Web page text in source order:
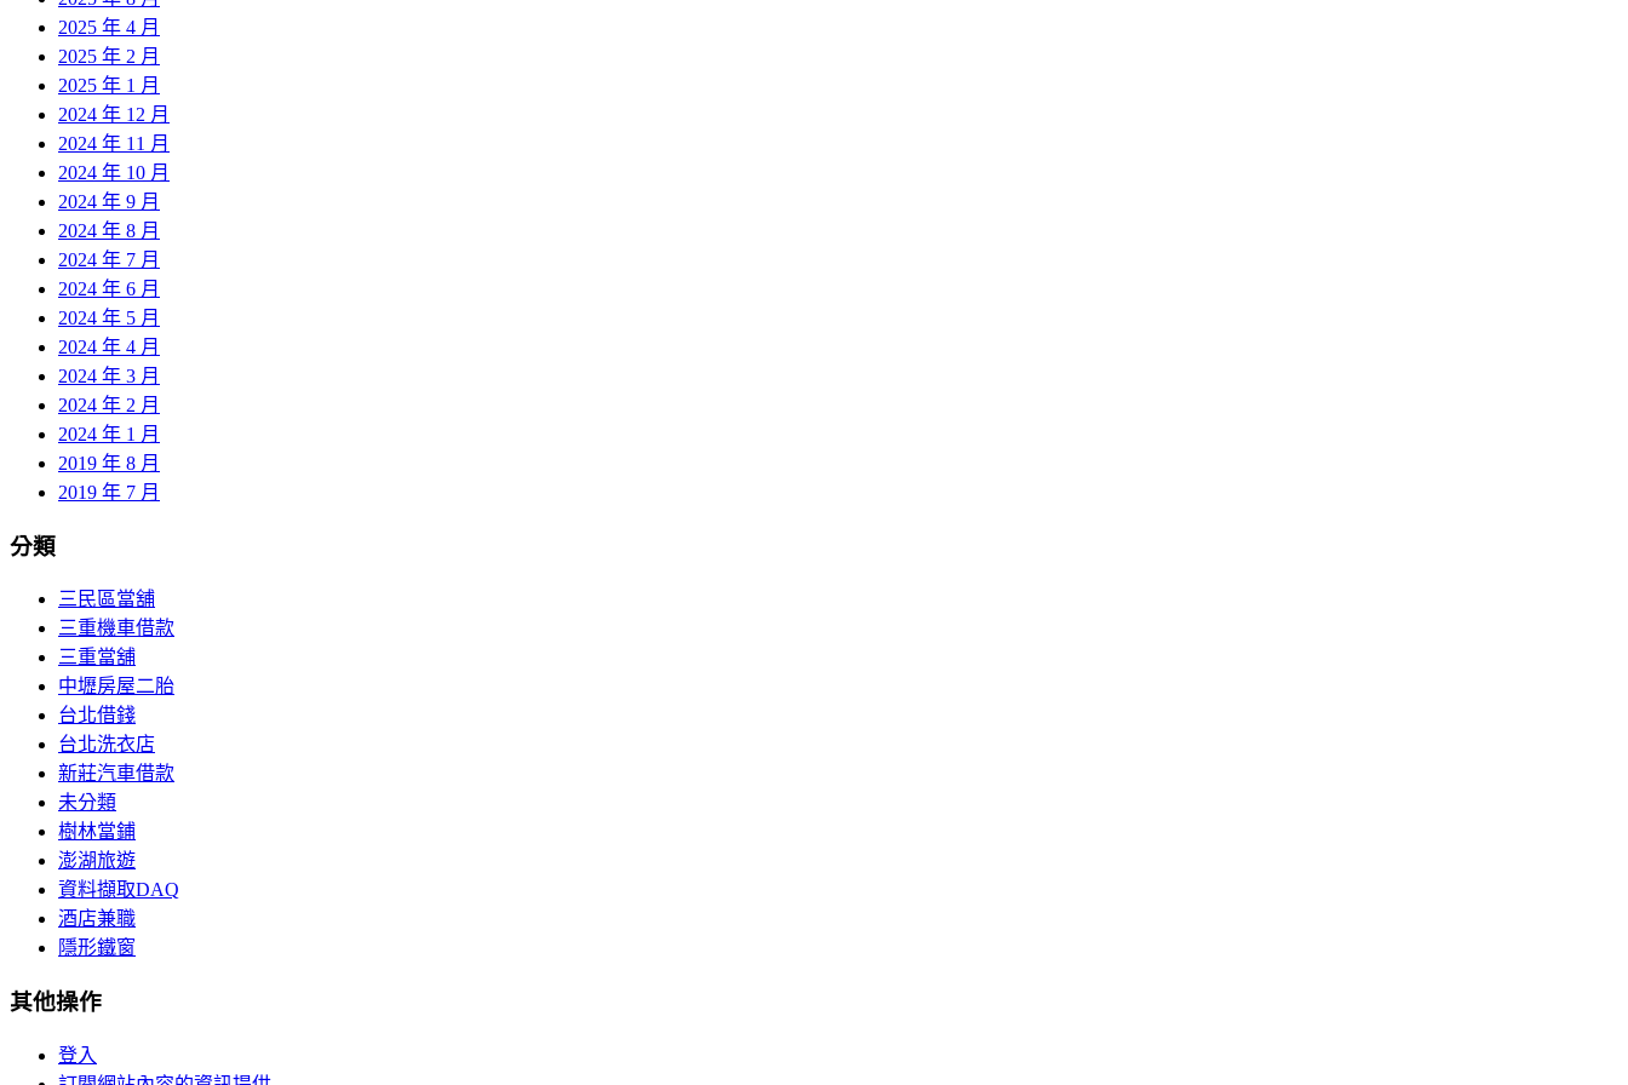
2025 年 4 月
2025 年 2 月
2025 年 1 月
2024 年 12 月
2024 年 11 月
2024 年 10 月
2024 年 9 月
2024 年 8 月
2024 年 7 月
2024 年 6 月
2024 年 5 月
2024 年 4 月
2024 年 3 月
2024 年 2 月
2024 年 1 月
2019 年 8 月
2019 年 7 月
分類
三民區當舖
三重機車借款
三重當舖
中壢房屋二胎
台北借錢
台北洗衣店
新莊汽車借款
未分類
樹林當鋪
澎湖旅遊
資料擷取DAQ
酒店兼職
隱形鐵窗
其他操作
登入